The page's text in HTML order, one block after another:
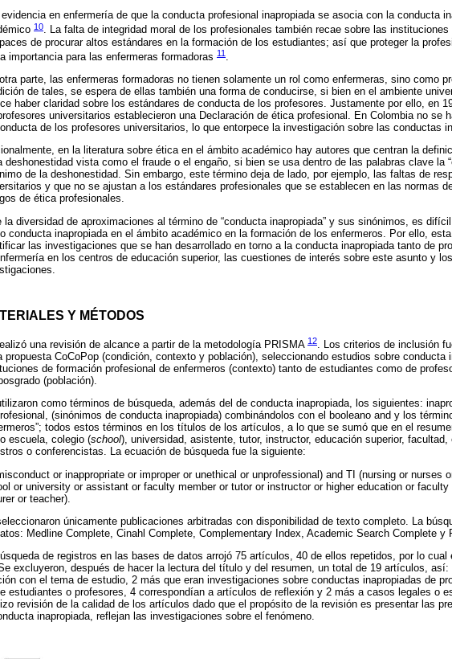
evidencia en enfermería de que la conducta profesional inapropiada se asocia con la conducta
10. La falta de integridad moral de los profesionales también recae sobre las
de procurar altos estándares en la formación de los estudiantes; así que proteger la
importancia para las enfermeras formadoras 11 .
parte, las enfermeras formadoras no tienen solamente un rol como enfermeras, sino como
de tales, se espera de ellas también una forma de conducirse, si bien en el ambiente
haber claridad sobre los estándares de conducta de los profesores. Justamente por ello, en
universitarios establecieron una Declaración de ética profesional. En Colombia no se
de los profesores universitarios, lo que entorpece la investigación sobre las conductas
en la literatura sobre ética en el ámbito académico hay autores que centran la
deshonestidad vista como el fraude o el engaño, si bien se usa dentro de las palabras clave la
de la deshonestidad. Sin embargo, este término deja de lado, por ejemplo, las faltas de
y que no se ajustan a los estándares profesionales que se establecen en las normas
de ética profesionales.
la diversidad de aproximaciones al término de “conducta inapropiada” y sus sinónimos, es
conducta inapropiada en el ámbito académico en la formación de los enfermeros. Por ello,
las investigaciones que se han desarrollado en torno a la conducta inapropiada tanto de
en los centros de educación superior, las cuestiones de interés sobre este asunto y
Y MÉTODOS
una revisión de alcance a partir de la metodología PRISMA 12. Los criterios de inclusión
propuesta CoCoPop (condición, contexto y población), seleccionando estudios sobre conducta
de formación profesional de enfermeros (contexto) tanto de estudiantes como de
(población).
como términos de búsqueda, además del de conducta inapropiada, los siguientes:
(sinónimos de conducta inapropiada) combinándolos con el booleano and y los
todos estos términos en los títulos de los artículos, a lo que se sumó que en el
escuela, colegio (school), universidad, asistente, tutor, instructor, educación superior,
o conferencistas. La ecuación de búsqueda fue la siguiente:
or inappropriate or improper or unethical or unprofessional) and TI (nursing or nurses
or university or assistant or faculty member or tutor or instructor or higher education or
or teacher).
únicamente publicaciones arbitradas con disponibilidad de texto completo. La
Medline Complete, Cinahl Complete, Complementary Index, Academic Search Complete y
de registros en las bases de datos arrojó 75 artículos, 40 de ellos repetidos, por lo
excluyeron, después de hacer la lectura del título y del resumen, un total de 19 artículos, así:
con el tema de estudio, 2 más que eran investigaciones sobre conductas inapropiadas de
estudiantes o profesores, 4 correspondían a artículos de reflexión y 2 más a casos legales o
revisión de la calidad de los artículos dado que el propósito de la revisión es presentar las
inapropiada, reflejan las investigaciones sobre el fenómeno.